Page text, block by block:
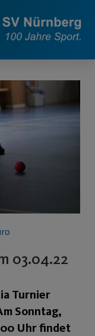
03.04.22
Turnier
Sonntag,
Uhr findet